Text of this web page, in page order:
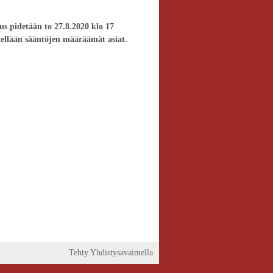
pidetään to 27.8.2020 klo 17
sääntöjen määräämät asiat.
Tehty Yhdistysavaimella